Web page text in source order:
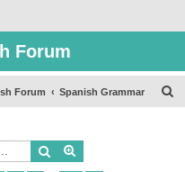
Forum
Forum Spanish Grammar
Buscar